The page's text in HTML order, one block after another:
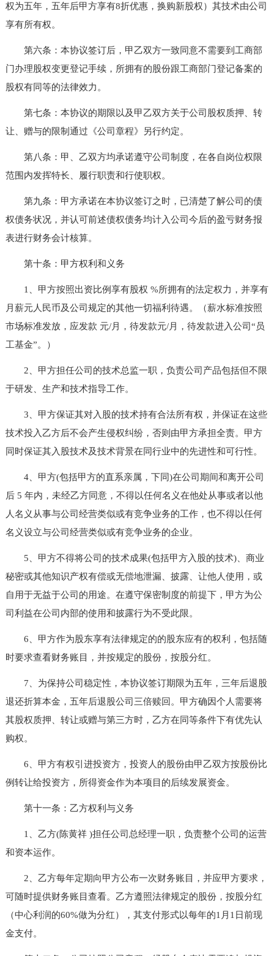
权为五年，五年后甲方享有8折优惠，换购新股权）其技术由公司
享有所有权。
第六条：本协议签订后，甲乙双方一致同意不需要到工商部
门办理股权变更登记手续，所拥有的股份跟工商部门登记备案的
股权有同等的法律效力。
第七条：本协议的期限以及甲乙双方关于公司股权质押、转
让、赠与的限制通过《公司章程》另行约定。
第八条：甲、乙双方均承诺遵守公司制度，在各自岗位权限
范围内发挥特长、履行职责和行使职权。
第九条：甲方承诺在本协议签订之时，已清楚了解公司的债
权债务状况，并认可前述债权债务均计入公司今后的盈亏财务报
表进行财务会计核算。
第十条：甲方权利和义务
1、甲方按照出资比例享有股权 %所拥有的法定权力，并享有
月薪元人民币及公司规定的其他一切福利待遇。（薪水标准按照
市场标准发放，应发款 元/月，待发款元/月，待发款进入公司“员
工基金”。）
2、甲方担任公司的技术总监一职，负责公司产品包括但不限
于研发、生产和技术指导工作。
3、甲方保证其对入股的技术持有合法所有权，并保证在这些
技术投入乙方后不会产生侵权纠纷，否则由甲方承担全责。甲方
同时保证其入股技术及技术背景在同行业中的先进性和可行性。
4、甲方(包括甲方的直系亲属，下同)在公司期间和离开公司
后 5 年内，未经乙方同意，不得以任何名义在他处从事或者以他
人名义从事与公司经营类似或有竞争业务的工作，也不得以任何
名义设立与公司经营类似或有竞争业务的企业。
5、甲方不得将公司的技术成果(包括甲方入股的技术)、商业
秘密或其他知识产权有偿或无偿地泄漏、披露、让他人使用，或
自用于无益于公司的用途。在遵守保密制度的前提下，甲方为公
司利益在公司内部的使用和披露行为不受此限。
6、甲方作为股东享有法律规定的的股东应有的权利，包括随
时要求查看财务账目，并按规定的股份，按股分红。
7、为保持公司稳定性，本协议签订期限为五年，三年后退股
退还折算本金，五年后退股公司三倍赎回。甲方确因个人需要将
其股权质押、转让或赠与第三方时，乙方在同等条件下有优先认
购权。
6、甲方有权引进投资方，投资人的股份由甲乙双方按股份比
例转让给投资方，所得资金作为本项目的后续发展资金。
第十一条：乙方权利与义务
1、乙方(陈黄祥 )担任公司总经理一职，负责整个公司的运营
和资本运作。
2、乙方每年定期向甲方公布一次财务账目，并应甲方要求，
可随时提供财务账目查看。乙方遵照法律规定的股份，按股分红
（中心利润的60%做为分红），其支付形式以每年的1月1日前现
金支付。